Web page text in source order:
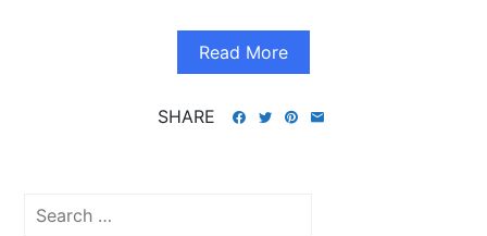
Read More
SHARE
Search